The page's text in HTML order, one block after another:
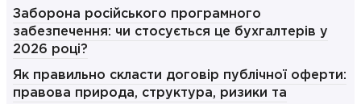
Заборона російського програмного
забезпечення: чи стосується це бухгалтерів у
2026 році?
Як правильно скласти договір публічної оферти:
правова природа, структура, ризики та